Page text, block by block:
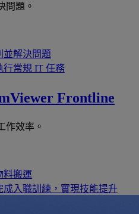
問題。
並解決問題
行常規 IT 任務
Frontline
作效率。
料搬運
成入職訓練，實現技能提升